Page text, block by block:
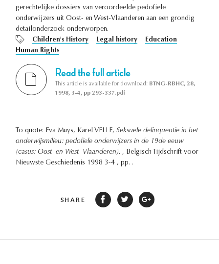
gerechtelijke dossiers van veroordeelde pedofiele
onderwijzers uit Oost- en West-Vlaanderen aan een grondig
detailonderzoek onderworpen.
Children's History
Legal history
Education
Human Rights
Read the full article
This article is available for download: BTNG-RBHC, 28,
1998, 3-4, pp 293-337.pdf
To quote: Eva Muys, Karel VELLE, Seksuele delinquentie in het
onderwijsmilieu: pedofiele onderwijzers in de 19de eeuw
(casus: Oost- en West- Vlaanderen). , Belgisch Tijdschrift voor
Nieuwste Geschiedenis 1998 3-4 , pp. .
SHARE